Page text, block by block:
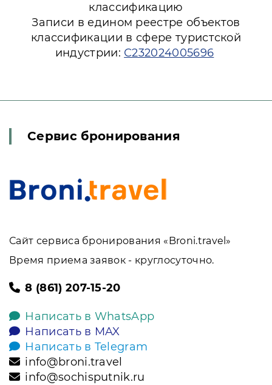
классификацию
Записи в едином реестре объектов
классификации в сфере туристской
индустрии: С232024005696
Сервис бронирования
Сайт сервиса бронирования «Broni.travel»
Время приема заявок - круглосуточно.
8 (861) 207-15-20
Написать в WhatsApp
Написать в MAX
Написать в Telegram
info@broni.travel
info@sochisputnik.ru